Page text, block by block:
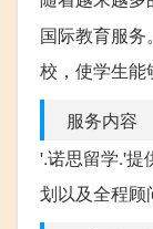
国际教育服
校，使学生能
服务内容
'.诺思留学.'提
划以及全程顾